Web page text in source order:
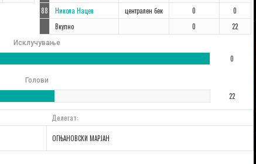
88
Никола Нацев централен бек 0
0
Вкупно
0 22
Исклучување
0
Голови
22
Делегат:
ОГЊАНОВСКИ МАРЈАН